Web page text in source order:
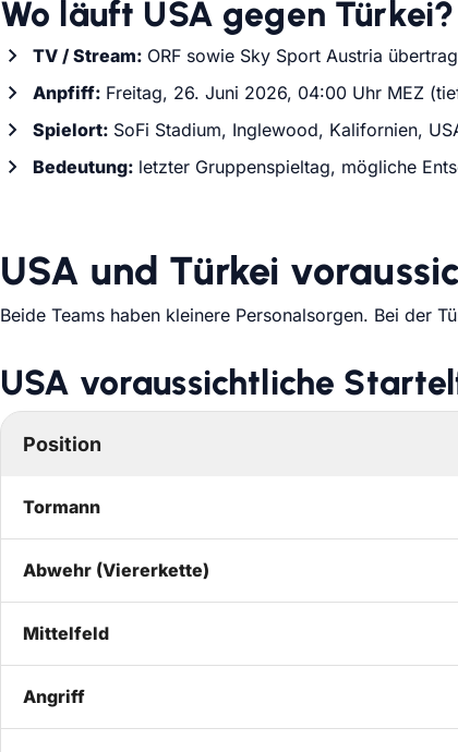
Wo läuft USA gegen Türkei?
TV / Stream: ORF sowie Sky Sport Austria
Anpfiff: Freitag, 26. Juni 2026, 04:00 Uhr MEZ
Spielort: SoFi Stadium, Inglewood, Kalifornien,
Bedeutung: letzter Gruppenspieltag, mögliche
USA und Türkei
Beide Teams haben kleinere Personalsorgen. Bei der
USA voraussichtliche
Position
Tormann
Abwehr (Viererkette)
Mittelfeld
Angriff